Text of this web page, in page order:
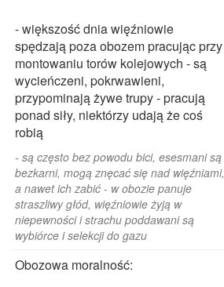
- większość dnia więźniowie
spędzają poza obozem pracując przy
montowaniu torów kolejowych - są
wycieńczeni, pokrwawieni,
przypominają żywe trupy - pracują
ponad siły, niektórzy udają że coś
robią
- są często bez powodu bici, esesmani są
bezkarni, mogą znęcać się nad więźniami,
a nawet ich zabić - w obozie panuje
straszliwy głód, więźniowie żyją w
niepewności i strachu poddawani są
wybiórce i selekcji do gazu
Obozowa moralność: